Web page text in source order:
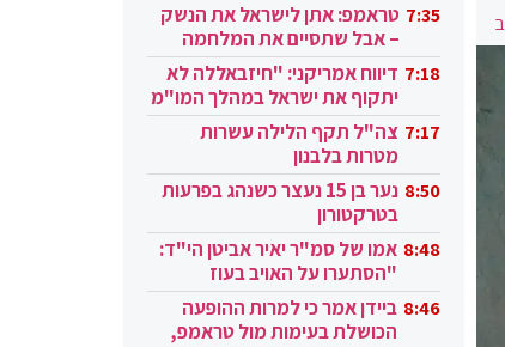
7:35 טראמפ: אתן לישראל את הנשק
– אבל שתסיים את המלחמה
בעזה 7:18 דיווח אמריקני: "חיזבאללה לא
יתקוף את ישראל במהלך המו"מ
בקטאר" 7:17 צה"ל תקף הלילה עשרות
מטרות בלבנון
8:50
נער בן 15 נעצר כשנהג בפרעות
בטרקטורון
8:48 אמו של סמ"ר יאיר אביטן הי"ד:
"הסתערו על האויב בעוז
ובגבורה" 8:46 ביידן אמר כי למרות ההופעה
הכושלת בעימות מול טראמפ,